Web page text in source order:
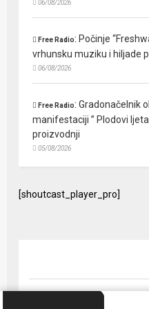
06/08/2026
Free Radio: Počinje
vrhunsku muziku i hiljade
06/08/2026
Free Radio:Gradonačelnik
manifestaciji ” Plodovi
proizvodnji
05/08/2026
[shoutcast_player_pro]